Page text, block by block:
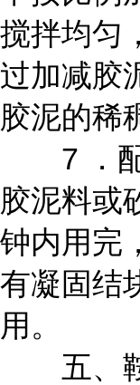
搅拌均匀
过加减胶
胶泥的稀
7 ．配
胶泥料或
钟内用完
有凝固结
用。
五、鞍